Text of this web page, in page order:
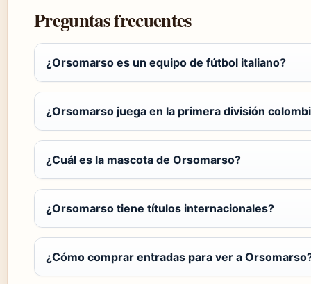
Preguntas frecuentes
¿Orsomarso es un equipo de fútbol italiano?
¿Orsomarso juega en la primera división
¿Cuál es la mascota de Orsomarso?
¿Orsomarso tiene títulos internacionales?
¿Cómo comprar entradas para ver a